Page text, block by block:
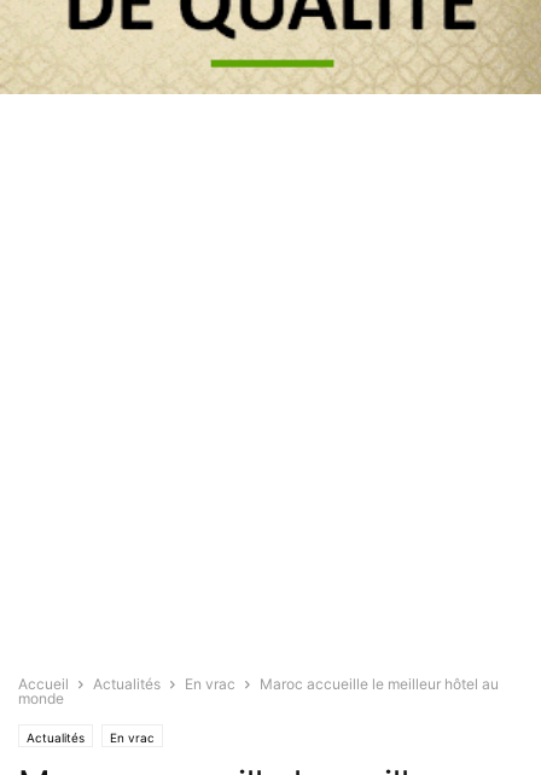
Accueil Actualités En vrac
Maroc accueille le meilleur hôtel au
monde
Actualités En vrac